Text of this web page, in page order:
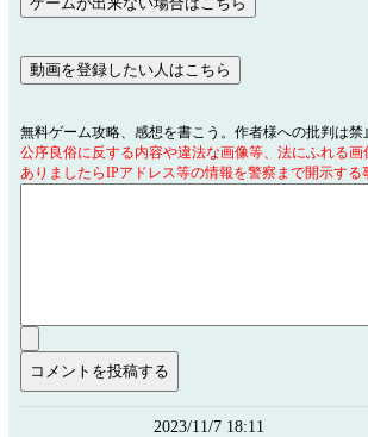
無料ゲーム攻略、感想を書こう。作者様への批判は禁
公序良俗に反する内容や違法な画像等、法にふれる
ありましたらIPアドレス等の情報を警察まで開示する
2023/11/7 18:11